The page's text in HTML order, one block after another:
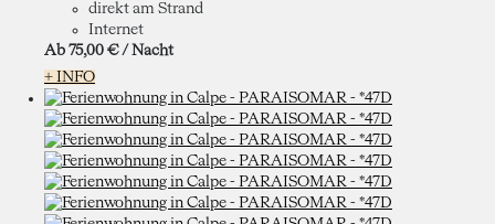
direkt am Strand
Internet
Ab 75,00 € / Nacht
+ INFO